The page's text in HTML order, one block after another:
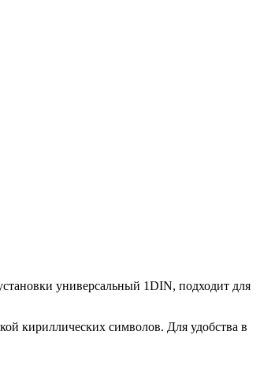
универсальный 1DIN, подходит для
кириллических символов. Для удобства в